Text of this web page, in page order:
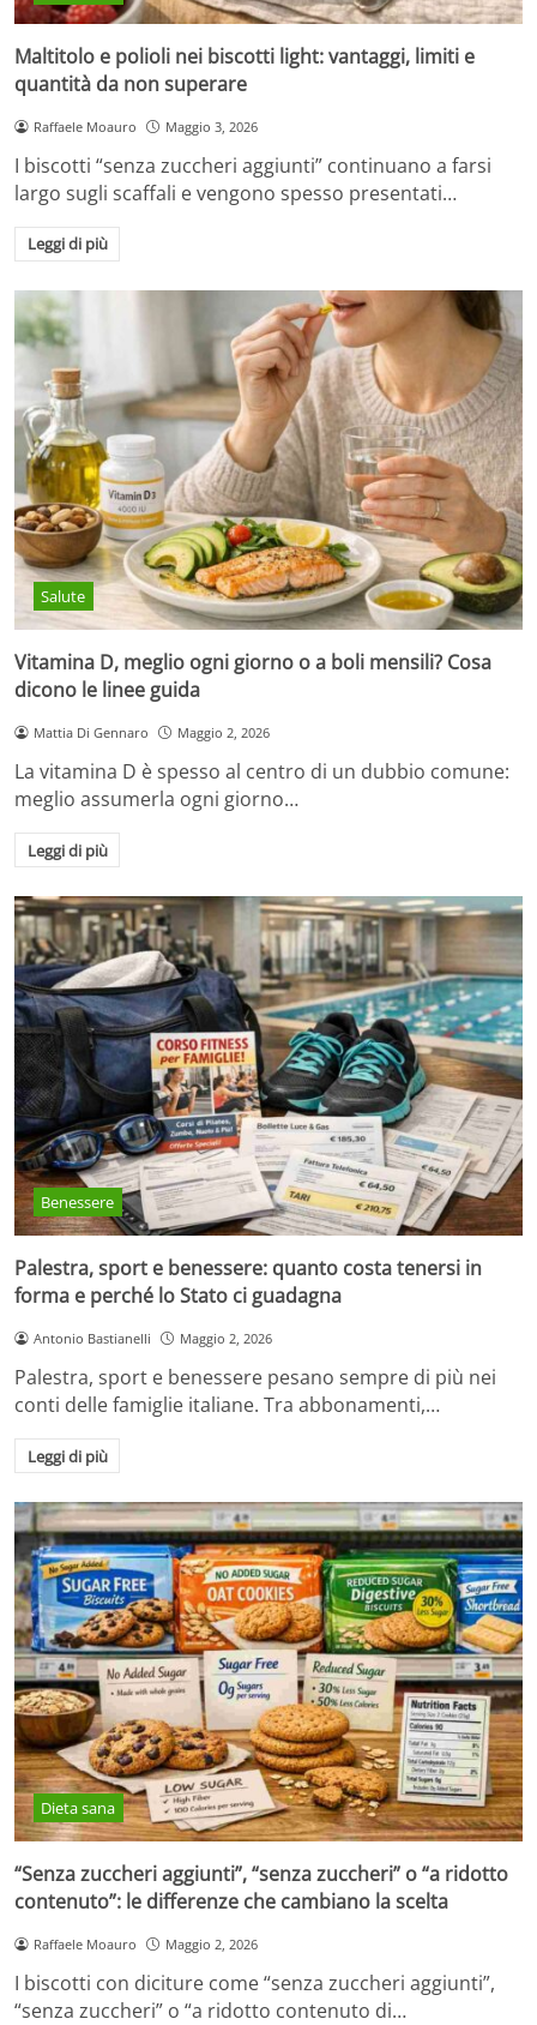
Maltitolo e polioli nei biscotti light: vantaggi, limiti e
quantità da non superare
Raffaele Moauro Maggio 3, 2026
I biscotti “senza zuccheri aggiunti” continuano a farsi
largo sugli scaffali e vengono spesso presentati…
Leggi di più
Salute
Vitamina D, meglio ogni giorno o a boli mensili? Cosa
dicono le linee guida
Mattia Di Gennaro Maggio 2, 2026
La vitamina D è spesso al centro di un dubbio comune:
meglio assumerla ogni giorno…
Leggi di più
Benessere
Palestra, sport e benessere: quanto costa tenersi in
forma e perché lo Stato ci guadagna
Antonio Bastianelli Maggio 2, 2026
Palestra, sport e benessere pesano sempre di più nei
conti delle famiglie italiane. Tra abbonamenti,…
Leggi di più
Dieta sana
“Senza zuccheri aggiunti”, “senza zuccheri” o “a ridotto
contenuto”: le differenze che cambiano la scelta
Raffaele Moauro Maggio 2, 2026
I biscotti con diciture come “senza zuccheri aggiunti”,
“senza zuccheri” o “a ridotto contenuto di…